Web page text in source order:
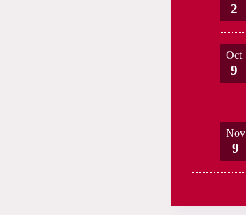
2
Oct
9
Nov
9